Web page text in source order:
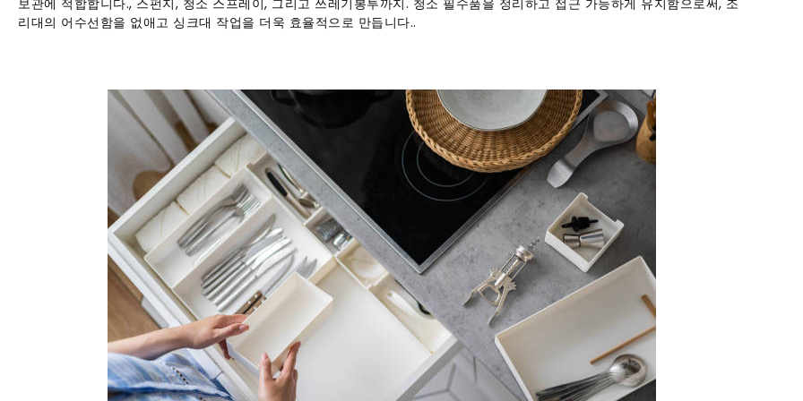
보관에 적합합니다., 스펀지, 청소 스프레이, 그리고 쓰레기봉투까지. 청소 필수품을 정리하고 접근 가능하게 유지함으로써, 조
리대의 어수선함을 없애고 싱크대 작업을 더욱 효율적으로 만듭니다..